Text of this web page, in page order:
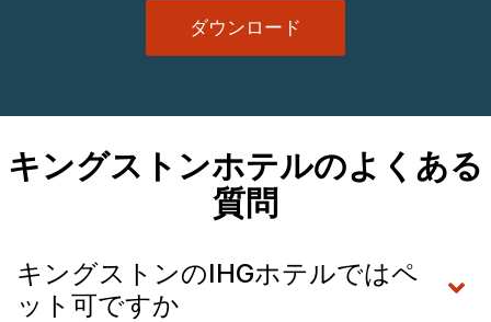
ダウンロード
キングストンホテルのよくある
質問
キングストンのIHGホテルではペ
ット可ですか